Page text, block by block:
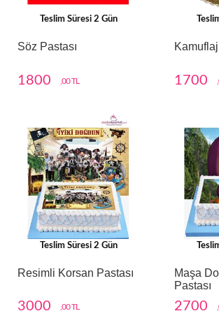
Teslim Süresi 2 Gün
Söz Pastası
1800 ,00 TL 1700
Teslim Süresi 2 Gün
Resimli Korsan Pastası
3000 ,00 TL
Maşa
Pastası
2700